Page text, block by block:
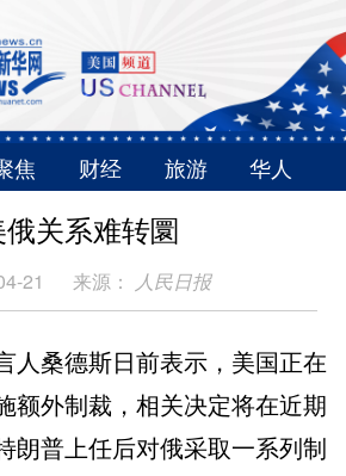
焦 财经 旅游 华人
俄关系难转圜
21 来源： 人民日报
桑德斯日前表示，美国正在
额外制裁，相关决定将在近期
朗普上任后对俄采取一系列制